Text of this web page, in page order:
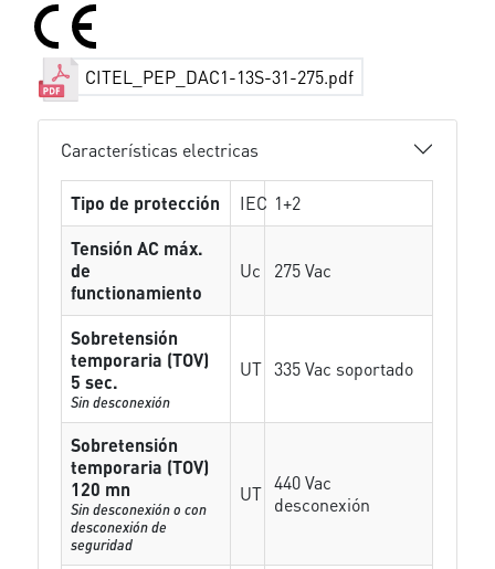
CITEL_PEP_DAC1-13S-31-275.pdf
Características electricas
Tipo de protección IEC 1+2
Tensión AC máx.
de
functionamiento
Uc 275 Vac
Sobretensión
temporaria (TOV)
5 sec.
Sin desconexión
UT 335 Vac soportado
Sobretensión
temporaria (TOV)
120 mn
Sin desconexión o con
desconexión de
seguridad
UT 440 Vac
desconexión